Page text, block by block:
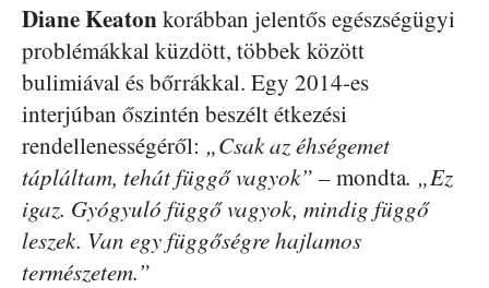
DianeKeatonkorábban jelentős egészségügyi
problémákkal küzdött, többek között
bulimiával és bőrrákkal. Egy 2014-es
interjúban őszintén beszélt étkezési
rendellenességéről: „Csak az éhségemet
tápláltam, tehát függő vagyok” –mondta. „Ez
igaz. Gyógyuló függő vagyok, mindig függő
leszek. Van egy függőségre hajlamos
természetem.”